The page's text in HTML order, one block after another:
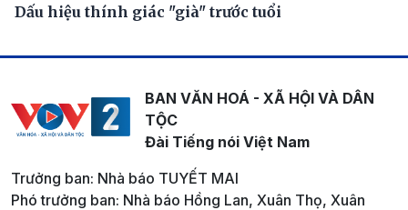
Dấu hiệu thính giác "già" trước tuổi
BAN VĂN HOÁ - XÃ HỘI VÀ DÂN
TỘC
Đài Tiếng nói Việt Nam
Trưởng ban: Nhà báo TUYẾT MAI
Phó trưởng ban: Nhà báo Hồng Lan, Xuân Thọ, Xuân